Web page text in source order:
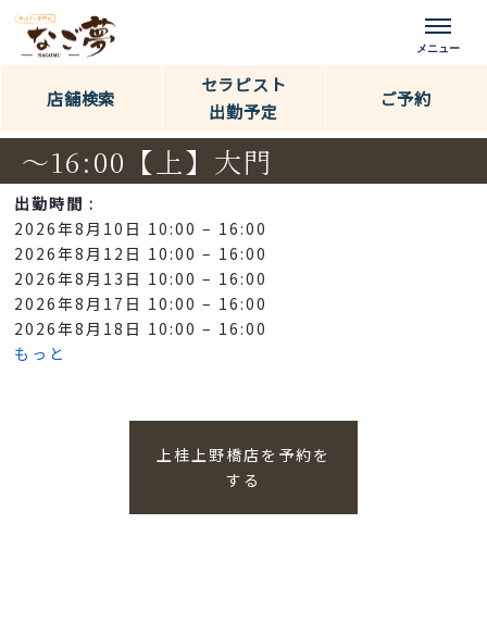
店舗検索 ご予約
セラピスト
出勤予定
～16:00【上】大門
出勤時間 :
2026年8月10日 10:00 – 16:00
2026年8月12日 10:00 – 16:00
2026年8月13日 10:00 – 16:00
2026年8月17日 10:00 – 16:00
2026年8月18日 10:00 – 16:00
もっと
上桂上野橋店を予約を
する